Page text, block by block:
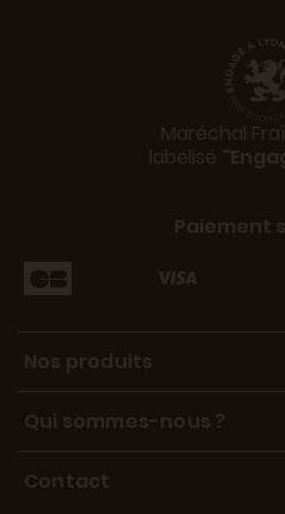
Maréchal
labelisé
Paiement
Nos produits
Qui sommes-nous ?
Contact